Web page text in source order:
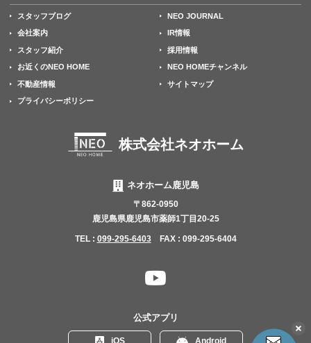
こ
スタッフブログ NEO JOURNAL
会社案内 IR情報
スタッフ紹介 採用情報
お近くのNEO HOME NEO HOMEチャンネル
不動産情報 サイトマップ
プライバシーポリシー
株式会社ネオホーム
ネオホーム鹿児島
〒862-0950
鹿児島県鹿児島市薬師1丁目20-25
TEL : 099-295-6403 FAX : 099-295-6404
ン
ネ
公式アプリ
iOS Android